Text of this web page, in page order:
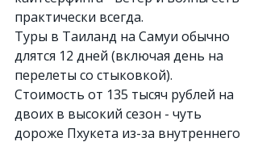
практически всегда.
Туры в Таиланд на Самуи обычно
длятся 12 дней (включая день на
перелеты со стыковкой).
Стоимость от 135 тысяч рублей на
двоих в высокий сезон - чуть
дороже Пхукета из-за внутреннего